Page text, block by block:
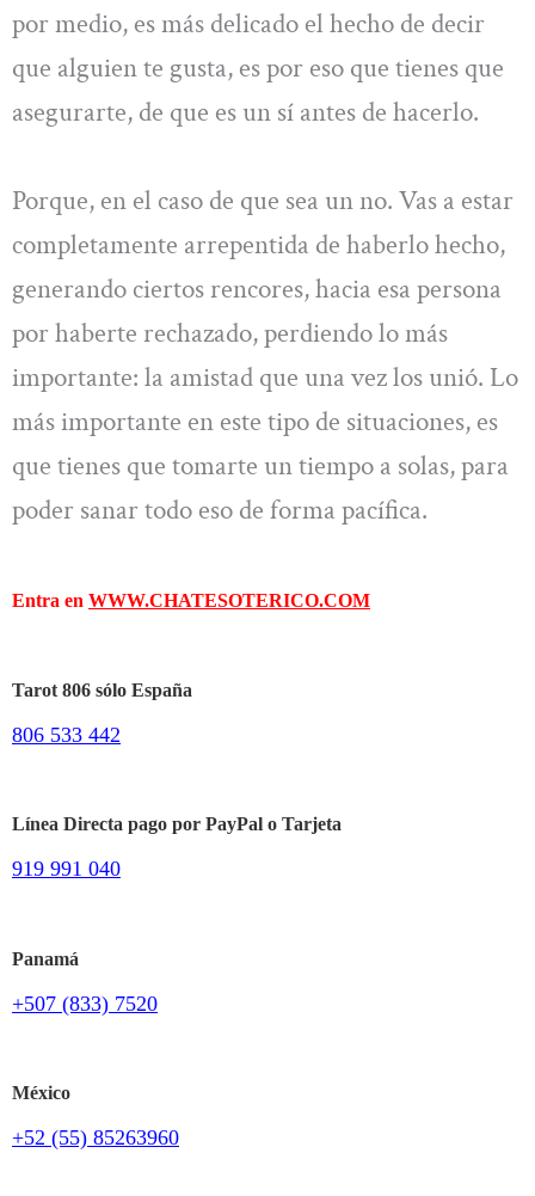
por medio, es más delicado el hecho de decir
que alguien te gusta, es por eso que tienes que
asegurarte, de que es un sí antes de hacerlo.
Porque, en el caso de que sea un no. Vas a estar
completamente arrepentida de haberlo hecho,
generando ciertos rencores, hacia esa persona
por haberte rechazado, perdiendo lo más
importante: la amistad que una vez los unió. Lo
más importante en este tipo de situaciones, es
que tienes que tomarte un tiempo a solas, para
poder sanar todo eso de forma pacífica.
Entra en WWW.CHATESOTERICO.COM
Tarot 806 sólo España
806 533 442
Línea Directa pago por PayPal o Tarjeta
919 991 040
Panamá
+507 (833) 7520
México
+52 (55) 85263960